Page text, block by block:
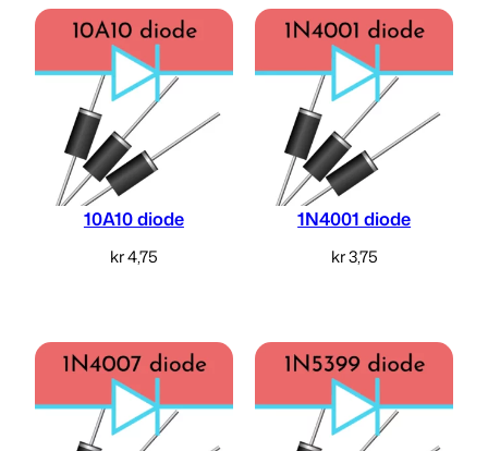
10A10 diode
kr4,75
1N4001 diode
kr3,75